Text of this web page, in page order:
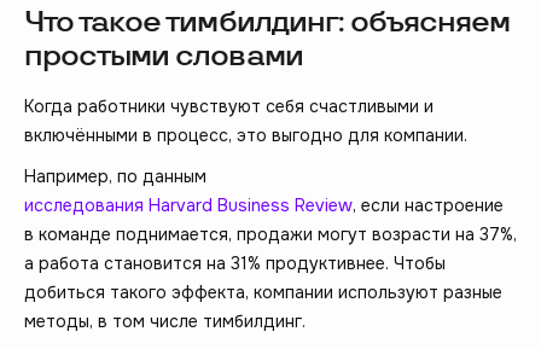
Что такое тимбилдинг: объясняем
простыми словами
Когда работники чувствуют себя счастливыми и
включёнными в процесс, это выгодно для компании.
Например, по данным
исследования Harvard Business Review, если настроение
в команде поднимается, продажи могут возрасти на 37%,
а работа становится на 31% продуктивнее. Чтобы
добиться такого эффекта, компании используют разные
методы, в том числе тимбилдинг.